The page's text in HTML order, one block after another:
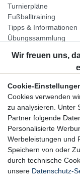
Turnierpläne
Fußballtraining
Tipps & Informationen
Übungssammlung
Unternehmen
Widerrufsrecht
Bestellung
Datenschutzerklärung
AGB
Impressum
Newsletter
Cookie-
Cookies verwenden
zu analysieren. Unter
Partner folgende
Personalisierte
Werbeleistungen und
Speichern von oder
durch technische
unsere Datenschutz-